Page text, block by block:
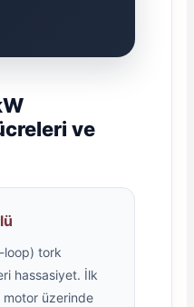
ve
loop) tork
hassasiyet. İlk
motor üzerinde